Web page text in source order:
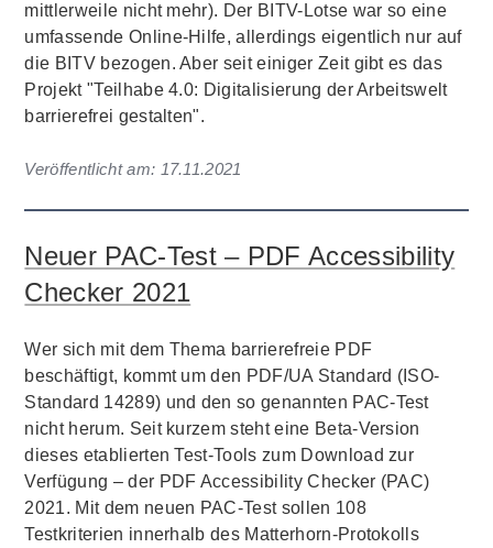
mittlerweile nicht mehr). Der BITV-Lotse war so eine
umfassende Online-Hilfe, allerdings eigentlich nur auf
die BITV bezogen. Aber seit einiger Zeit gibt es das
Projekt "Teilhabe 4.0: Digitalisierung der Arbeitswelt
barrierefrei gestalten".
Veröffentlicht am: 17.11.2021
Neuer PAC-Test – PDF Accessibility
Checker 2021
Wer sich mit dem Thema barrierefreie PDF
beschäftigt, kommt um den PDF/UA Standard (ISO-
Standard 14289) und den so genannten PAC-Test
nicht herum. Seit kurzem steht eine Beta-Version
dieses etablierten Test-Tools zum Download zur
Verfügung – der PDF Accessibility Checker (PAC)
2021. Mit dem neuen PAC-Test sollen 108
Testkriterien innerhalb des Matterhorn-Protokolls